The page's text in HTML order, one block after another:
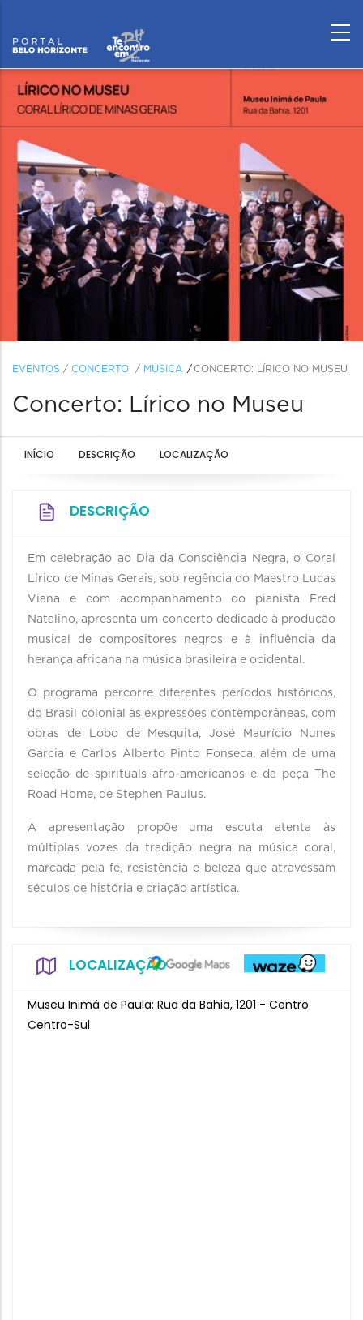
EVENTOS / CONCERTO / MÚSICA CONCERTO: LÍRICO NO MUSEU
Concerto: Lírico no Museu
INÍCIO DESCRIÇÃO LOCALIZAÇÃO
DESCRIÇÃO
Em celebração ao Dia da Consciência Negra, o Coral
Lírico de Minas Gerais, sob regência do Maestro Lucas
Viana e com acompanhamento do pianista Fred
Natalino, apresenta um concerto dedicado à produção
musical de compositores negros e à influência da
herança africana na música brasileira e ocidental.
O programa percorre diferentes períodos históricos,
do Brasil colonial às expressões contemporâneas, com
obras de Lobo de Mesquita, José Maurício Nunes
Garcia e Carlos Alberto Pinto Fonseca, além de uma
seleção de spirituals afro-americanos e da peça The
Road Home, de Stephen Paulus.
A apresentação propõe uma escuta atenta às
múltiplas vozes da tradição negra na música coral,
marcada pela fé, resistência e beleza que atravessam
séculos de história e criação artística.
LOCALIZAÇÃO
Museu Inimá de Paula: Rua da Bahia, 1201 - Centro
Centro-Sul